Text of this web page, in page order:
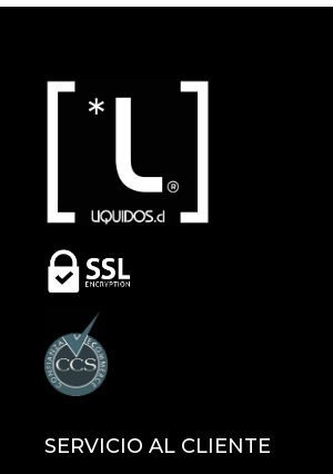
SERVICIO AL CLIENTE